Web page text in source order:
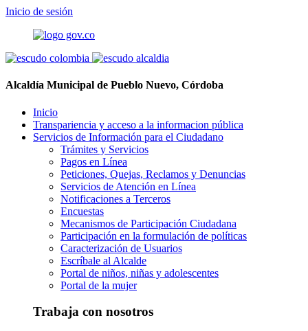
Inicio de sesión
Alcaldía Municipal de Pueblo Nuevo, Córdoba
Inicio
Transpariencia y acceso a la informacion pública
Servicios de Información para el Ciudadano
Trámites y Servicios
Pagos en Línea
Peticiones, Quejas, Reclamos y Denuncias
Servicios de Atención en Línea
Notificaciones a Terceros
Encuestas
Mecanismos de Participación Ciudadana
Participación en la formulación de políticas
Caracterización de Usuarios
Escríbale al Alcalde
Portal de niños, niñas y adolescentes
Portal de la mujer
Trabaja con nosotros